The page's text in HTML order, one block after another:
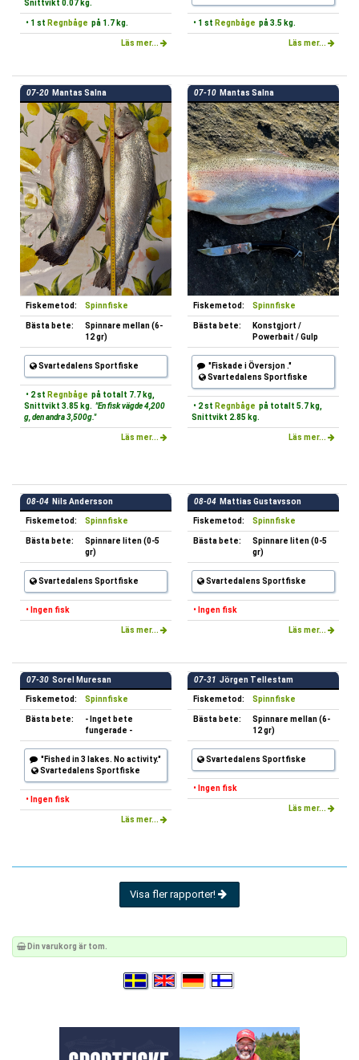
Snittvikt 0.07 kg.
• 1 st Regnbåge på 1.7 kg.
Läs mer...
• 1 st Regnbåge på 3.5 kg.
Läs mer...
07-20 Mantas Salna
Fiskemetod: Spinnfiske
Bästa bete:
Spinnare mellan (6-
12 gr)
Svartedalens Sportfiske
• 2 st Regnbåge på totalt 7.7 kg,
Snittvikt 3.85 kg. "En fisk vägde 4,200
g, den andra 3,500g."
Läs mer...
07-10 Mantas Salna
Fiskemetod: Spinnfiske
Bästa bete:
Konstgjort /
Powerbait / Gulp
"Fiskade i Översjon ."
Svartedalens Sportfiske
• 2 st Regnbåge på totalt 5.7 kg,
Snittvikt 2.85 kg.
Läs mer...
08-04 Nils Andersson
Fiskemetod: Spinnfiske
Bästa bete:
Spinnare liten (0-5
gr)
Svartedalens Sportfiske
• Ingen fisk
Läs mer...
08-04 Mattias Gustavsson
Fiskemetod: Spinnfiske
Bästa bete:
Spinnare liten (0-5
gr)
Svartedalens Sportfiske
• Ingen fisk
Läs mer...
07-30 Sorel Muresan
Fiskemetod: Spinnfiske
Bästa bete:
- Inget bete
fungerade -
"Fished in 3 lakes. No activity."
Svartedalens Sportfiske
• Ingen fisk
Läs mer...
07-31 Jörgen Tellestam
Fiskemetod: Spinnfiske
Bästa bete:
Spinnare mellan (6-
12 gr)
Svartedalens Sportfiske
• Ingen fisk
Läs mer...
Visa fler rapporter!
Din varukorg är tom.